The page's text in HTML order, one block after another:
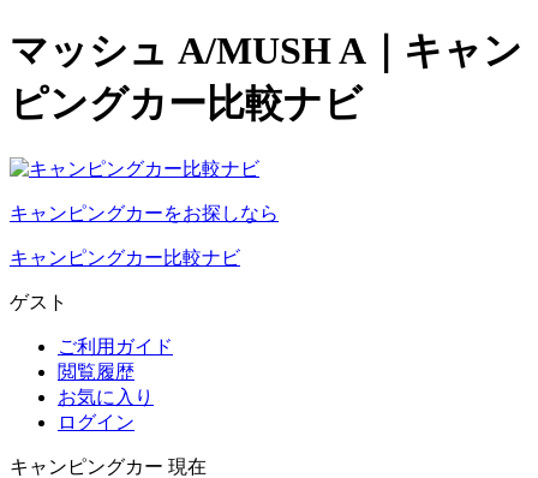
マッシュ A/MUSH A｜キャン
ピングカー比較ナビ
キャンピングカーをお探しなら
キャンピングカー比較ナビ
ゲスト
ご利用ガイド
閲覧履歴
お気に入り
ログイン
キャンピングカー 現在